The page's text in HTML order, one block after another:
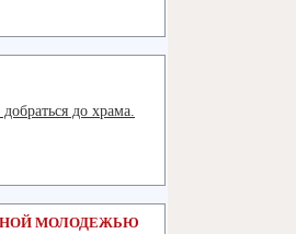
до храма.
МОЛОДЕЖЬЮ